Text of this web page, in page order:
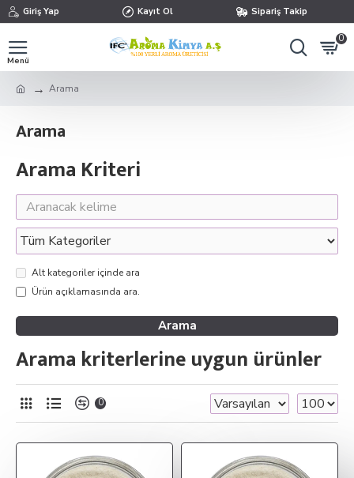
Giriş Yap Kayıt Ol Sipariş Takip
0
Arama
Arama
Arama Kriteri
Alt kategoriler içinde ara
Ürün açıklamasında ara.
Arama
Arama kriterlerine uygun ürünler
0